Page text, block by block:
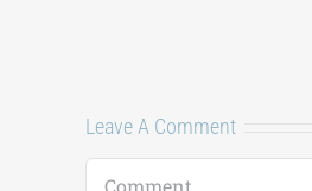
Leave A Comment
Comment